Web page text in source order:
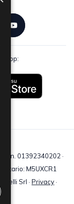
app:
n. 01392340202 ·
M5UXCR1
Srl · Privacy·